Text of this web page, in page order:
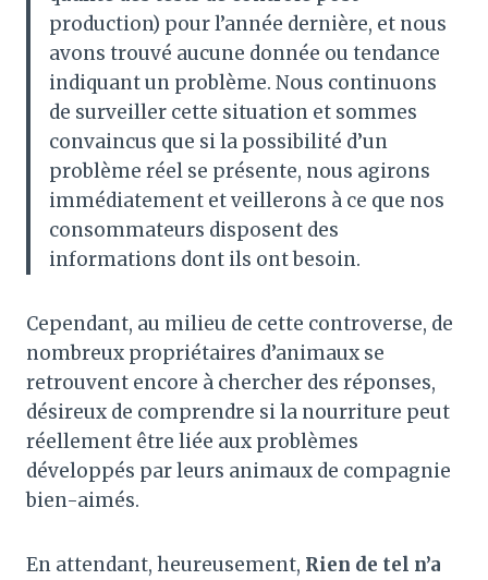
production) pour l’année dernière, et nous
avons trouvé aucune donnée ou tendance
indiquant un problème. Nous continuons
de surveiller cette situation et sommes
convaincus que si la possibilité d’un
problème réel se présente, nous agirons
immédiatement et veillerons à ce que nos
consommateurs disposent des
informations dont ils ont besoin.
Cependant, au milieu de cette controverse, de
nombreux propriétaires d’animaux se
retrouvent encore à chercher des réponses,
désireux de comprendre si la nourriture peut
réellement être liée aux problèmes
développés par leurs animaux de compagnie
bien-aimés.
En attendant, heureusement, Rien de tel n’a